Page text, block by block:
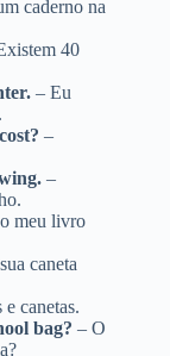
caderno na
40
– Eu
–
–
meu livro
caneta
canetas.
bag? – O